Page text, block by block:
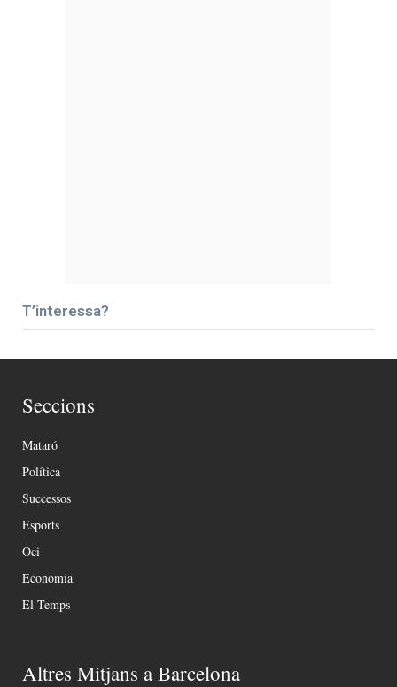
T’interessa?
Seccions
Mataró
Política
Successos
Esports
Oci
Economia
El Temps
Altres Mitjans a Barcelona